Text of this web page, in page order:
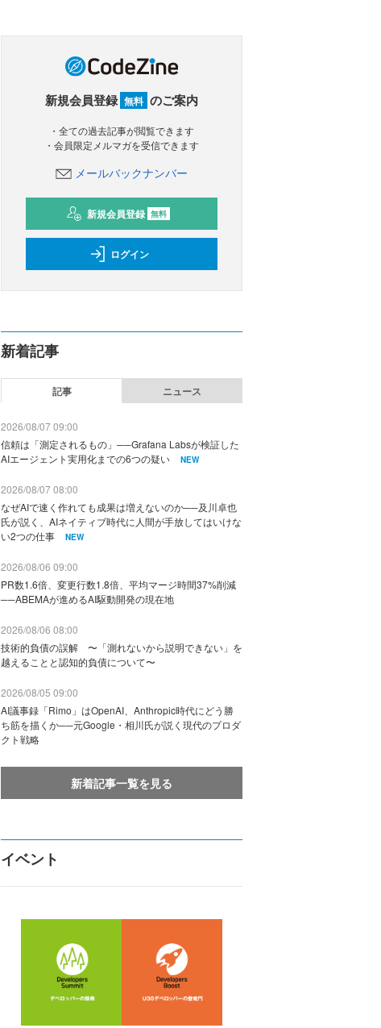
新規会員登録 無料 のご案内
・全ての過去記事が閲覧できます
・会員限定メルマガを受信できます
メールバックナンバー
新規会員登録 無料
ログイン
新着記事
記事 ニュース
2026/08/07 09:00
信頼は「測定されるもの」──Grafana Labsが検証した
AIエージェント実用化までの6つの疑い
NEW
2026/08/07 08:00
なぜAIで速く作れても成果は増えないのか──及川卓也
氏が説く、AIネイティブ時代に人間が手放してはいけな
い2つの仕事
NEW
2026/08/06 09:00
PR数1.6倍、変更行数1.8倍、平均マージ時間37%削減
──ABEMAが進めるAI駆動開発の現在地
2026/08/06 08:00
技術的負債の誤解 〜「測れないから説明できない」を
越えることと認知的負債について〜
2026/08/05 09:00
AI議事録「Rimo」はOpenAI、Anthropic時代にどう勝
ち筋を描くか──元Google・相川氏が説く現代のプロダ
クト戦略
新着記事一覧を見る
イベント